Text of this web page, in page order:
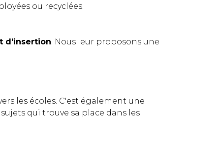
ou recyclées.
d'insertion. Nous leur proposons une
les écoles. C'est également une
sujets qui trouve sa place dans les